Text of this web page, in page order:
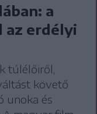
a
erdélyi
túlélőiről,
követő
unoka és